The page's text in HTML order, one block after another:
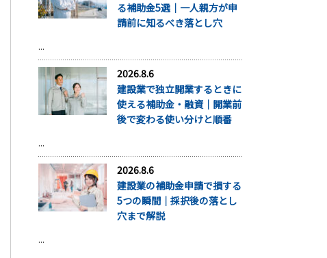
る補助金5選｜一人親方が申
請前に知るべき落とし穴
...
2026.8.6
建設業で独立開業するときに
使える補助金・融資｜開業前
後で変わる使い分けと順番
...
2026.8.6
建設業の補助金申請で損する
5つの瞬間｜採択後の落とし
穴まで解説
...